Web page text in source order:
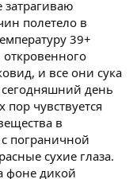
затрагиваю
полетело в
39+
и все они сука
сегодняшний день
чувствуется
в
пограничной
сухие глаза.
фоне дикой